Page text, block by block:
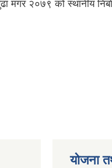
मगर २०७९ को स्थानीय
योजना